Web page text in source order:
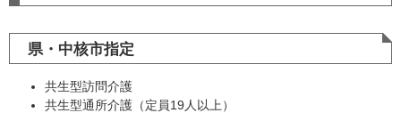
県・中核市指定
共生型訪問介護
共生型通所介護（定員19人以上）